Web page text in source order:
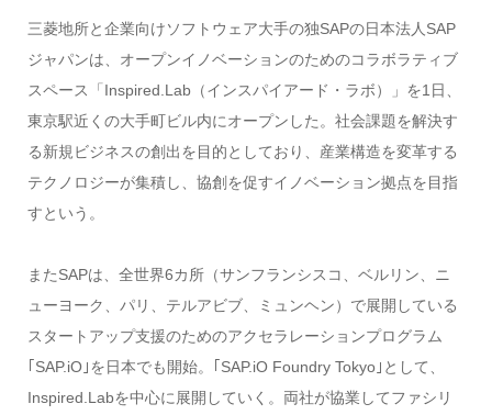
三菱地所と企業向けソフトウェア大手の独SAPの日本法人SAP
ジャパンは、オープンイノベーションのためのコラボラティブ
スペース「Inspired.Lab（インスパイアード・ラボ）」を1日、
東京駅近くの大手町ビル内にオープンした。社会課題を解決す
る新規ビジネスの創出を目的としており、産業構造を変革する
テクノロジーが集積し、協創を促すイノベーション拠点を目指
すという。
またSAPは、全世界6カ所（サンフランシスコ、ベルリン、ニ
ューヨーク、パリ、テルアビブ、ミュンヘン）で展開している
スタートアップ支援のためのアクセラレーションプログラム
｢SAP.iO｣を日本でも開始。｢SAP.iO Foundry Tokyo｣として、
Inspired.Labを中心に展開していく。両社が協業してファシリ